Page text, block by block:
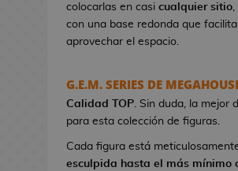
o
e
g
o
colocarlas en casi cualquier sitio,
con una base redonda que facilita
aprovechar el espacio.
G.E.M. SERIES DE
Calidad TOP. Sin duda, la mejor
para esta colección de figuras.
Cada figura está
esculpida hasta el más mínimo